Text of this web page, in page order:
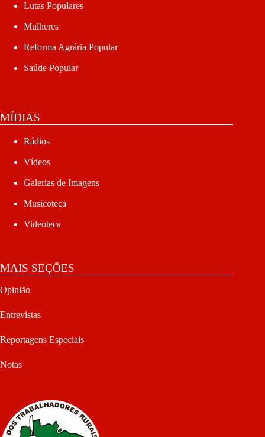
Lutas Populares
Mulheres
Reforma Agrária Popular
Saúde Popular
MÍDIAS
Rádios
Vídeos
Galerias de Imagens
Musicoteca
Videoteca
MAIS SEÇÕES
Opinião
Entrevistas
Reportagens Especiais
Notas